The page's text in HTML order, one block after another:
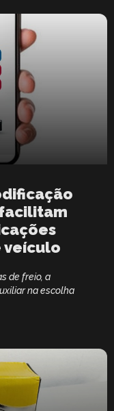
veículo
de freio, a
na escolha